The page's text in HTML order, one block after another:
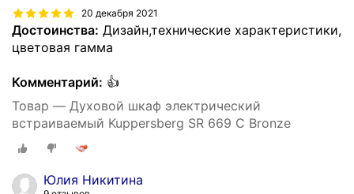
20 декабря 2021
Достоинства: Дизайн,технические характеристики,
цветовая гамма
Комментарий: 👍
Товар — Духовой шкаф электрический
встраиваемый Kuppersberg SR 669 C Bronze
Юлия Никитина